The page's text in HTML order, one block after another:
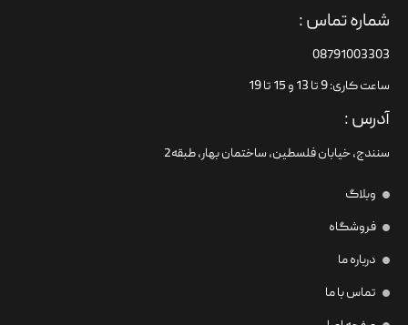
شماره تماس :
08791003303
ساعت کاری: 9 تا 13 و 15 تا 19
آدرس :
سنندج، خیابان فلسطین،‌ ساختمان بهار، طبقه2
وبلاگ
فروشگاه
درباره ما
تماس با ما